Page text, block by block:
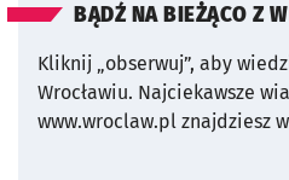
BĄDŹ NA BIEŻĄCO Z
Kliknij „obserwuj”, aby
Wrocławiu. Najciekawsze
www.wroclaw.pl znajdziesz